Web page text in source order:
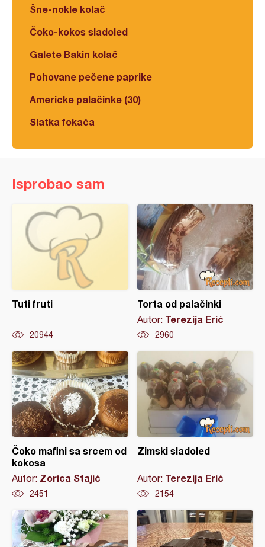
Šne-nokle kolač
Čoko-kokos sladoled
Galete Bakin kolač
Pohovane pečene paprike
Americke palačinke (30)
Slatka fokača
Isprobao sam
Tuti fruti
20944
Torta od palačinki
Autor: Terezija Erić
2960
Čoko mafini sa srcem od
kokosa
Autor: Zorica Stajić
2451
Zimski sladoled
Autor: Terezija Erić
2154